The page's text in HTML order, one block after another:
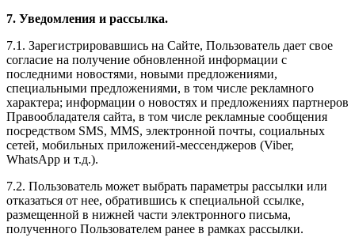
7. Уведомления и рассылка.
7.1. Зарегистрировавшись на Сайте, Пользователь дает свое
согласие на получение обновленной информации с
последними новостями, новыми предложениями,
специальными предложениями, в том числе рекламного
характера; информации о новостях и предложениях партнеров
Правообладателя сайта, в том числе рекламные сообщения
посредством SMS, MMS, электронной почты, социальных
сетей, мобильных приложений-мессенджеров (Viber,
WhatsApp и т.д.).
7.2. Пользователь может выбрать параметры рассылки или
отказаться от нее, обратившись к специальной ссылке,
размещенной в нижней части электронного письма,
полученного Пользователем ранее в рамках рассылки.